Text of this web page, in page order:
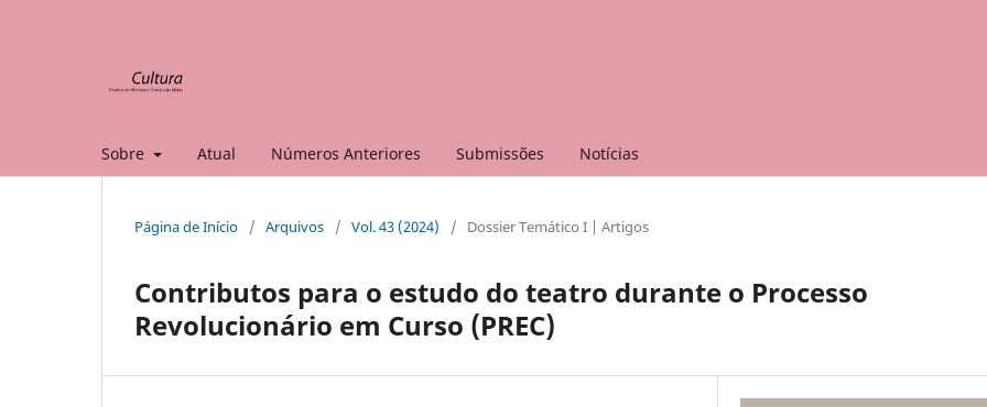
Sobre Atual Números Anteriores Submissões Notícias
Página de Início / Arquivos / Vol. 43 (2024) / Dossier Temático I | Artigos
Contributos para o estudo do teatro durante o Processo
Revolucionário em Curso (PREC)